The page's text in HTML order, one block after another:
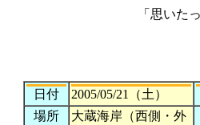
「思いた
日付
2005/05/21（土）
場所
大蔵海岸（西側・外